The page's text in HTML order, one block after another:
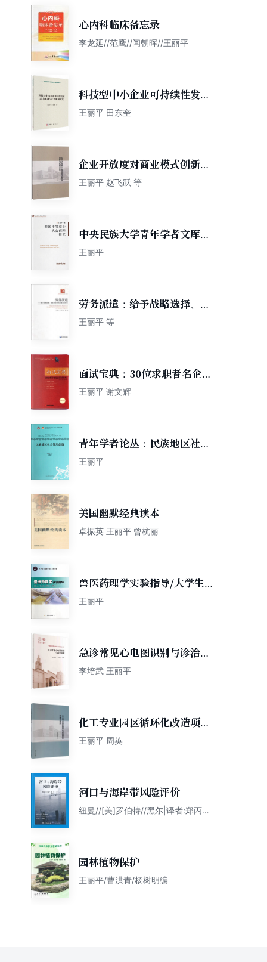
心内科临床备忘录
李龙延//范鹰//闫朝晖//王丽平
科技型中小企业可持续性发展
的动力机制与扩散机制研究
王丽平 田东奎
企业开放度对商业模式创新的
影响机制研究
王丽平 赵飞跃 等
中央民族大学青年学者文库：
我国平等就业机会保障研究
王丽平
劳务派遣：给予战略选择、制
度构型和资源整合的研究
王丽平 等
面试宝典：30位求职者名企面
试攻略
王丽平 谢文辉
青年学者论丛：民族地区社会
管理创新
王丽平
美国幽默经典读本
卓振英 王丽平 曾杭丽
兽医药理学实验指导/大学生实
践教学改革系列教材
王丽平
急诊常见心电图识别与诊治原
则
李培武 王丽平
化工专业园区循环化改造项目
方案与实施
王丽平 周英
河口与海岸带风险评价
纽曼//[美]罗伯特//黑尔|译者:郑丙
园林植物保护
王丽平/曹洪青/杨树明编